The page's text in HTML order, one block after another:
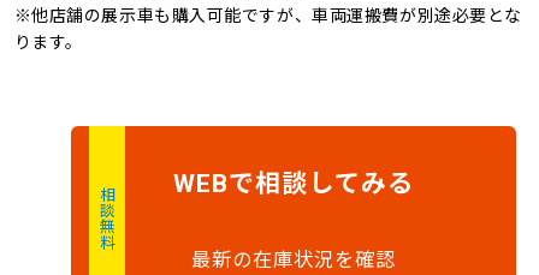
※他店舗の展示車も購入可能ですが、車両運搬費が別途必要とな
ります。
相談無料
WEBで相談 してみる
最新の在庫状況を確認